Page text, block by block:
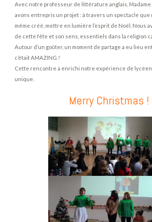
Avec notre professeur de littérature anglais, Madame
avons entrepris un projet : à travers un spectacle que
même créé, mettre en lumière l’esprit de Noël. Nous
de cette fête et son sens, essentiels dans la religion
Autour d’un goûter, un moment de partage a eu lieu
c’était AMAZING !
Cette rencontre a enrichi notre expérience de
unique.
Merry Christmas !